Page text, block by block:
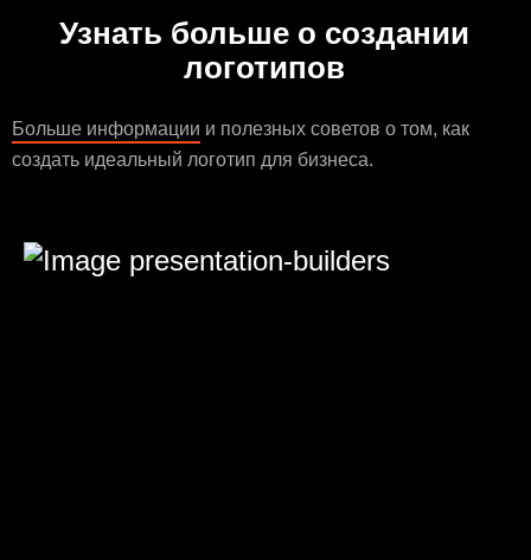
Узнать больше о создании
логотипов
Больше информации и полезных советов о том, как
создать идеальный логотип для бизнеса.